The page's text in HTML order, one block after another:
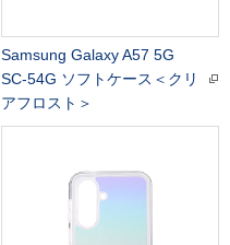
Samsung Galaxy A57 5G
SC-54G ソフトケース＜クリ
アフロスト＞